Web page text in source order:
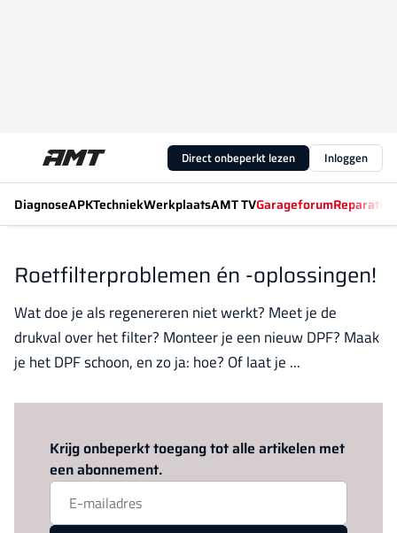
Direct onbeperkt lezen Inloggen
DiagnoseAPKTechniekWerkplaatsAMT TVGarageforum
Roetfilterproblemen én -oplossingen!
Wat doe je als regenereren niet werkt? Meet je de
drukval over het filter? Monteer je een nieuw DPF? Maak
je het DPF schoon, en zo ja: hoe? Of laat je ...
Krijg onbeperkt toegang tot alle artikelen met
een abonnement.